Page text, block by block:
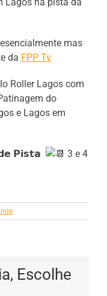
mas
da FPP Tv
Roller Lagos com
do
e Lagos em
𝗣𝗶𝘀𝘁𝗮
3 e 4
Escolhe